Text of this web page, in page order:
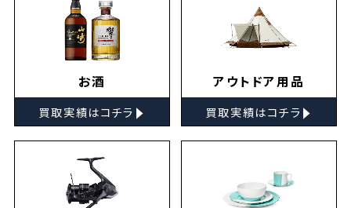
お酒
買取実績はコチラ ▸
アウトドア用品
買取実績はコチラ ▸